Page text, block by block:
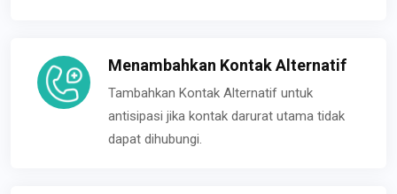
Menambahkan Kontak Alternatif
Tambahkan Kontak Alternatif untuk
antisipasi jika kontak darurat utama tidak
dapat dihubungi.